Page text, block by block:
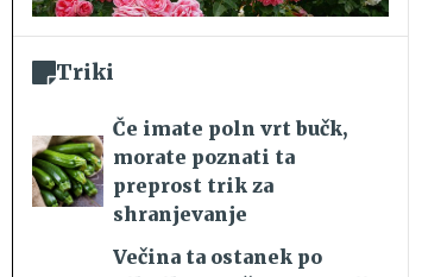
Triki
Če imate poln vrt bučk,
morate poznati ta
preprost trik za
shranjevanje
Večina ta ostanek po